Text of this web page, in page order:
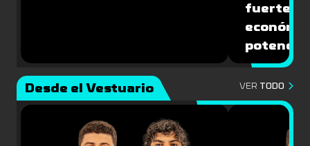
fuerte
Desde el Vestuario VER TODO